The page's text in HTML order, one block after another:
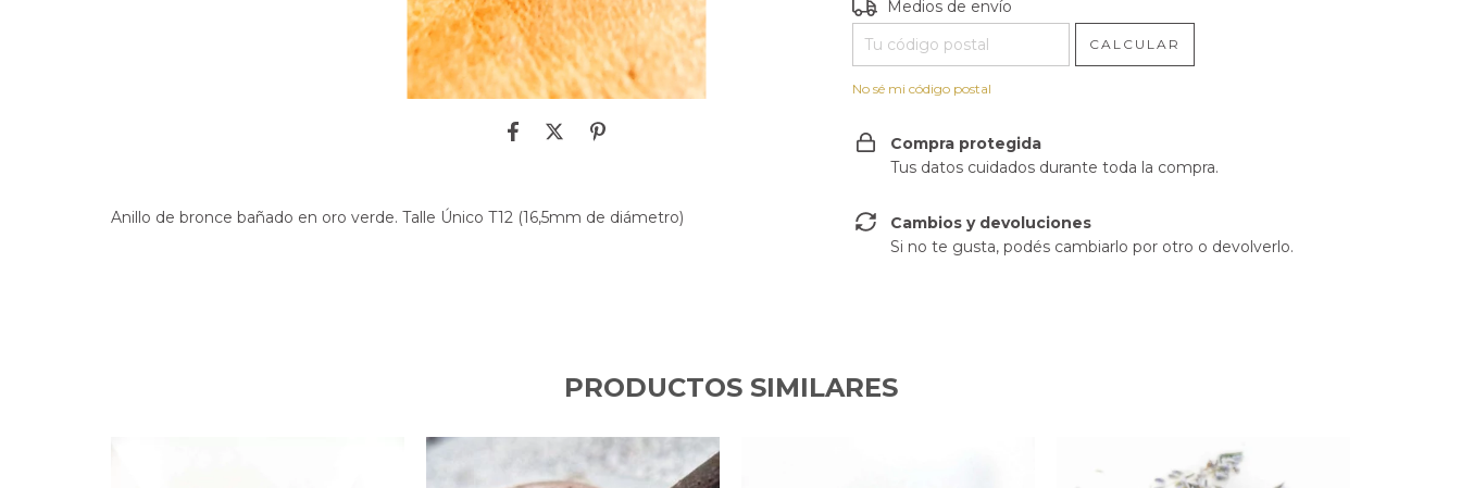
Anillo de bronce bañado en oro verde. Talle Único T12 (16,5mm de diámetro)
Entregas para el CP:
Medios de envío
CALCULAR
No sé mi código postal
Compra protegida
Tus datos cuidados durante toda la compra.
Cambios y devoluciones
Si no te gusta, podés cambiarlo por otro o devolverlo.
PRODUCTOS SIMILARES